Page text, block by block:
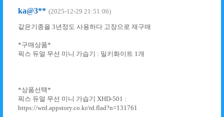
ka@3** (2025-12-29 21:51:06)
같은기종을 3년정도 사용하다 고장으로 재구매
*구매상품*
픽스 듀얼 무선 미니 가습기 : 밀키화이트 1개
*상품선택*
픽스 듀얼 무선 미니 가습기 XHD-501 :
https://wrd.appstory.co.kr/rd.flad?n=131761